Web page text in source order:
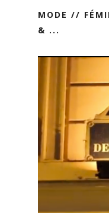
MODE //
& ...